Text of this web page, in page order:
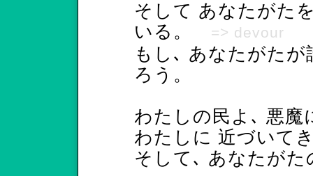
そして あなたがた
いる。
=> devour
もし､ あなたがた
ろう。
わたしの民よ､ 悪魔
わたしに 近づいて
そして､ あなたが